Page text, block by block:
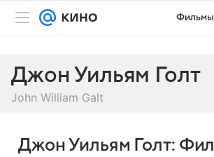
Фильмы
Джон Уильям Голт
John William Galt
Джон Уильям Голт: